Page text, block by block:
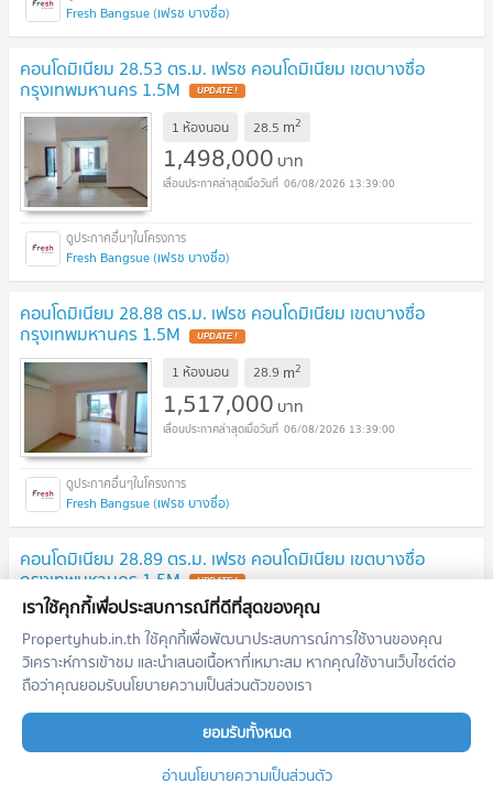
Fresh Bangsue (เฟรช บางซื่อ)
คอนโดมิเนียม 28.53 ตร.ม. เฟรช คอนโดมิเนียม เขตบางซื่อ
กรุงเทพมหานคร 1.5M
1 ห้องนอน 28.5 m2
1,498,000 บาท
06/08/2026 13:39:00
Fresh Bangsue (เฟรช บางซื่อ)
คอนโดมิเนียม 28.88 ตร.ม. เฟรช คอนโดมิเนียม เขตบางซื่อ
กรุงเทพมหานคร 1.5M
1 ห้องนอน 28.9 m2
1,517,000 บาท
06/08/2026 13:39:00
Fresh Bangsue (เฟรช บางซื่อ)
คอนโดมิเนียม 28.89 ตร.ม. เฟรช คอนโดมิเนียม เขตบางซื่อ
กรุงเทพมหานคร 1.5M
1 ห้องนอน 28.9m2
1,517,000บาท
06/08/2026 13:39:00
Fresh Bangsue (เฟรช บางซื่อ)
เราใช้คุกกี้เพื่อประสบการณ์ที่ดีที่สุดของคุณ
Propertyhub.in.th ใช้คุกกี้เพื่อพัฒนาประสบการณ์การใช้งานของคุณ
วิเคราะห์การเข้าชม และนำเสนอเนื้อหาที่เหมาะสม หากคุณใช้งานเว็บไซต์ต่อ
ถือว่าคุณยอมรับนโยบายความเป็นส่วนตัวของเรา
ยอมรับทั้งหมด
อ่านนโยบายความเป็นส่วนตัว